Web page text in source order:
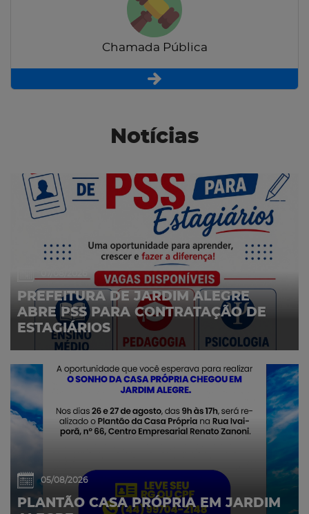
Chamada Pública
Notícias
PREFEITURA DE JARDIM ALEGRE
ABRE PSS PARA CONTRATAÇÃO DE
ESTAGIÁRIOS
05/08/2026
PLANTÃO CASA PRÓPRIA EM JARDIM